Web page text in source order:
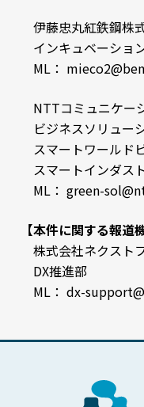
伊藤忠丸紅鉄鋼株
インキュベーショ
ML：
NTTコミュニケー
ビジネスソリュー
スマートワールド
スマートインダス
ML： green-
【本件に関する報道
株式会社ネクスト
DX推進部
ML： dx-